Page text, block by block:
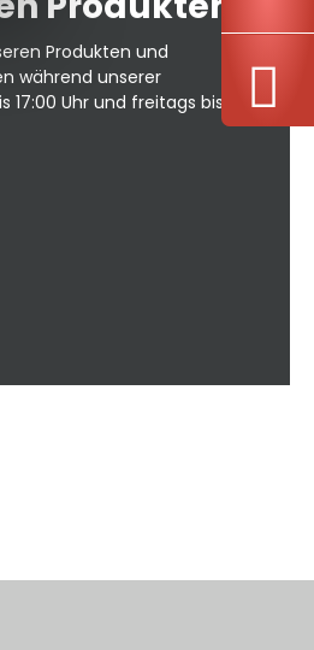
Produkten und
während unserer
Uhr und freitags bis 16:00